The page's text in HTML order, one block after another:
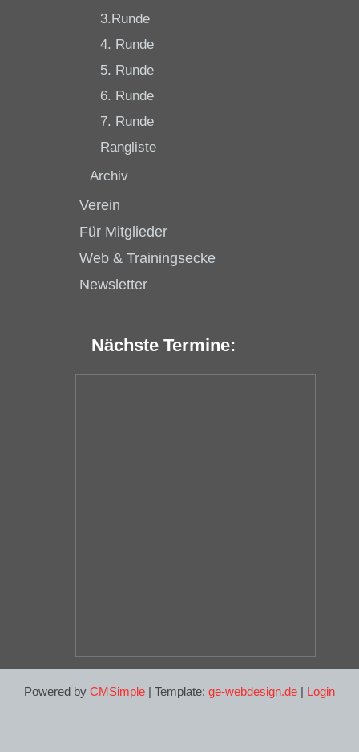
3.Runde
4. Runde
5. Runde
6. Runde
7. Runde
Rangliste
Archiv
Verein
Für Mitglieder
Web & Trainingsecke
Newsletter
Nächste Termine:
Powered by CMSimple | Template: ge-webdesign.de | Login